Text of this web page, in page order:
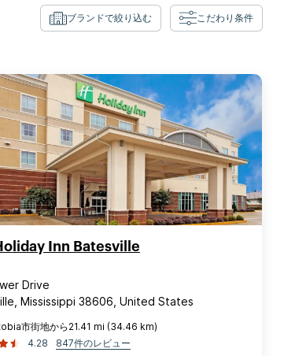
ブランドで絞り込む こだわり条件
Inn Batesville
Drive
Mississippi 38606, United States
市街地から21.41 mi (34.46 km)
4.28
847件のレビュー